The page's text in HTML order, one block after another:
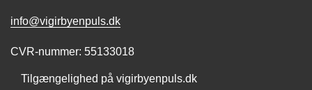
info@vigirbyenpuls.dk
CVR-nummer: 55133018
Tilgængelighed på vigirbyenpuls.dk